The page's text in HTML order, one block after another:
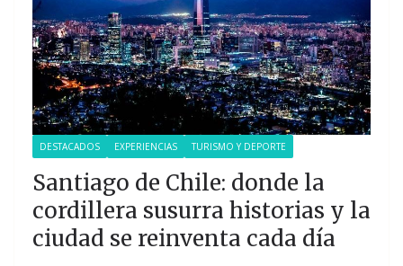
DESTACADOS EXPERIENCIAS TURISMO Y DEPORTE
Santiago de Chile: donde la
cordillera susurra historias y la
ciudad se reinventa cada día